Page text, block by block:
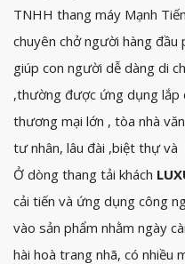
TNHH thang máy Mạnh
chuyên chở người hàng đầu
giúp con người dễ dàng di
,thường được ứng dụng lắp
thương mại lớn , tòa nhà
tư nhân, lâu đài ,biệt thự và
Ở dòng thang tải khách
cải tiến và ứng dụng công
vào sản phẩm nhằm ngày
hài hoà trang nhã, có nhiều